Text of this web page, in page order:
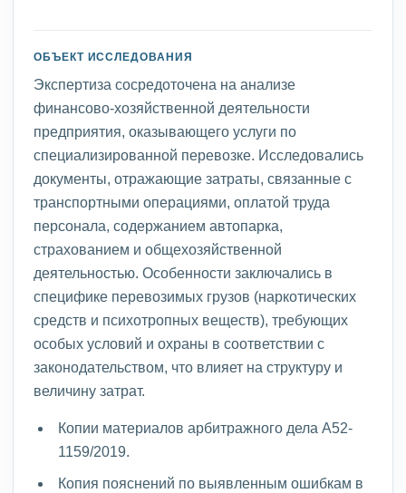
ОБЪЕКТ ИССЛЕДОВАНИЯ
Экспертиза сосредоточена на анализе
финансово-хозяйственной деятельности
предприятия, оказывающего услуги по
специализированной перевозке. Исследовались
документы, отражающие затраты, связанные с
транспортными операциями, оплатой труда
персонала, содержанием автопарка,
страхованием и общехозяйственной
деятельностью. Особенности заключались в
специфике перевозимых грузов (наркотических
средств и психотропных веществ), требующих
особых условий и охраны в соответствии с
законодательством, что влияет на структуру и
величину затрат.
Копии материалов арбитражного дела А52-
1159/2019.
Копия пояснений по выявленным ошибкам в